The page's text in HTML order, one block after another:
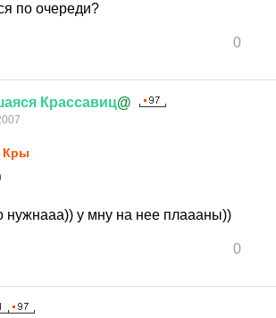
по очереди?
0
Крассавиц@
Кры
нужнааа)) у мну на нее плаааны))
0